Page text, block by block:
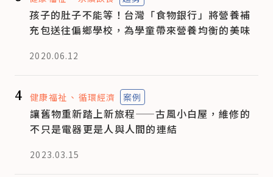
孩子的肚子不能等！台灣「食物銀行」將營養補
充包送往偏鄉學校，為學童帶來營養均衡的美味
2020.06.12
4 健康福祉 循環經濟 案例
讓舊物重新踏上新旅程——古風小白屋，維修的
不只是電器更是人與人間的連結
2023.03.15